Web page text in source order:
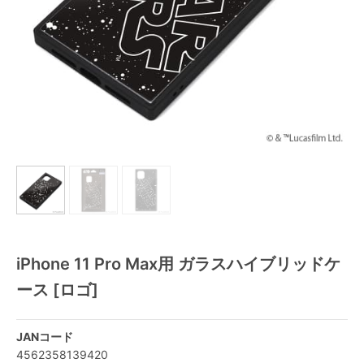
iPhone 11 Pro Max用 ガラスハイブリッドケ
ース [ロゴ]
JANコード
4562358139420